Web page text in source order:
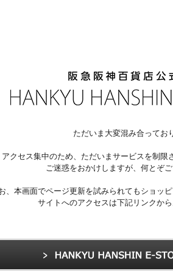
ただいま大変混み合ってお
アクセス集中のため、ただいまサービスを制限
ご迷惑をおかけしますが、何とぞご
、本画面でページ更新を試みられてもショッ
サイトへのアクセスは下記リンクから